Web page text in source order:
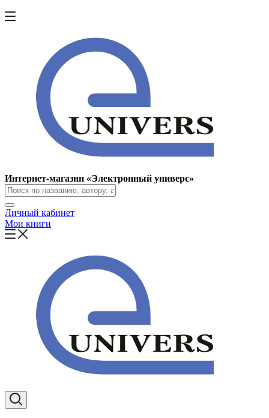
Интернет-магазин «Электронный универс»
Личный кабинет
Мои книги